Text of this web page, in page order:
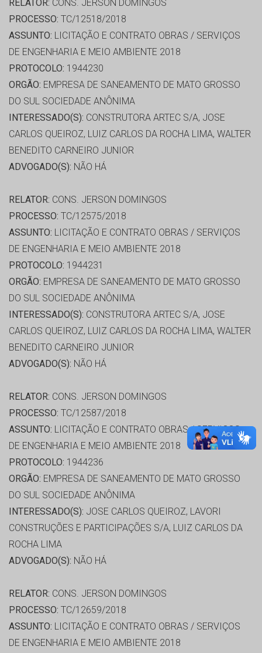
RELATOR: CONS. JERSON DOMINGOS
PROCESSO: TC/12518/2018
ASSUNTO: LICITAÇÃO E CONTRATO OBRAS / SERVIÇOS
DE ENGENHARIA E MEIO AMBIENTE 2018
PROTOCOLO: 1944230
ORGÃO: EMPRESA DE SANEAMENTO DE MATO GROSSO
DO SUL SOCIEDADE ANÔNIMA
INTERESSADO(S): CONSTRUTORA ARTEC S/A, JOSE
CARLOS QUEIROZ, LUIZ CARLOS DA ROCHA LIMA, WALTER
BENEDITO CARNEIRO JUNIOR
ADVOGADO(S): NÃO HÁ
RELATOR: CONS. JERSON DOMINGOS
PROCESSO: TC/12575/2018
ASSUNTO: LICITAÇÃO E CONTRATO OBRAS / SERVIÇOS
DE ENGENHARIA E MEIO AMBIENTE 2018
PROTOCOLO: 1944231
ORGÃO: EMPRESA DE SANEAMENTO DE MATO GROSSO
DO SUL SOCIEDADE ANÔNIMA
INTERESSADO(S): CONSTRUTORA ARTEC S/A, JOSE
CARLOS QUEIROZ, LUIZ CARLOS DA ROCHA LIMA, WALTER
BENEDITO CARNEIRO JUNIOR
ADVOGADO(S): NÃO HÁ
RELATOR: CONS. JERSON DOMINGOS
PROCESSO: TC/12587/2018
ASSUNTO: LICITAÇÃO E CONTRATO OBRAS / SERVIÇOS
DE ENGENHARIA E MEIO AMBIENTE 2018
PROTOCOLO: 1944236
ORGÃO: EMPRESA DE SANEAMENTO DE MATO GROSSO
DO SUL SOCIEDADE ANÔNIMA
INTERESSADO(S): JOSE CARLOS QUEIROZ, LAVORI
CONSTRUÇÕES E PARTICIPAÇÕES S/A, LUIZ CARLOS DA
ROCHA LIMA
ADVOGADO(S): NÃO HÁ
RELATOR: CONS. JERSON DOMINGOS
PROCESSO: TC/12659/2018
ASSUNTO: LICITAÇÃO E CONTRATO OBRAS / SERVIÇOS
DE ENGENHARIA E MEIO AMBIENTE 2018